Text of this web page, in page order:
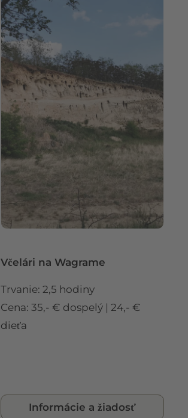
Včelári na Wagrame
Trvanie: 2,5 hodiny
Cena: 35,- € dospelý | 24,- €
dieťa
Informácie a žiadosť